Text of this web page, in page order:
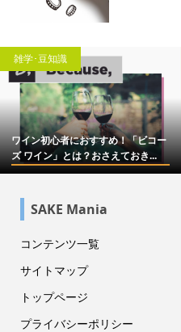
雑学･豆知識
ワイン初心者におすすめ！「ビコー
ズ ワイン」とは？おさえておき...
SAKE Mania
コンテンツ一覧
サイトマップ
トップページ
プライバシーポリシー